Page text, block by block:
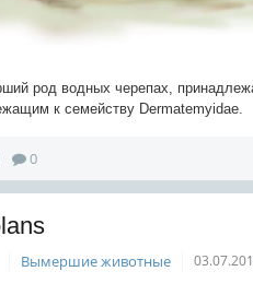
род водных черепах,
к семейству Dermatemyidae.
0
Вымершие животные